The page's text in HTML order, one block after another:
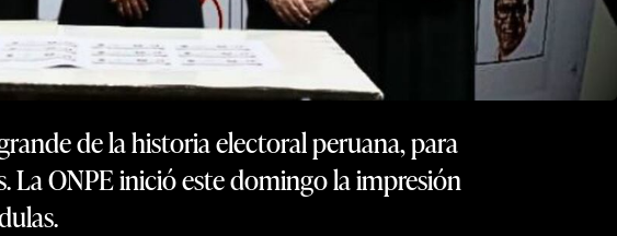
de la historia electoral peruana, para
La ONPE inició este domingo la impresión